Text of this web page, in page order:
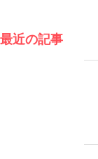
最近の記事